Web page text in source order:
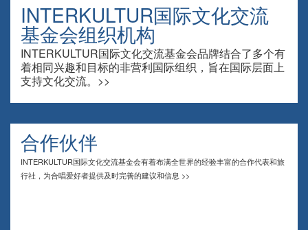
INTERKULTUR国际文化交流
基金会组织机构
INTERKULTUR国际文化交流基金会品牌结合了多个有
着相同兴趣和目标的非营利国际组织，旨在国际层面上
支持文化交流。>>
合作伙伴
INTERKULTUR国际文化交流基金会有着布满全世界的经验丰富的合作代表和旅
行社，为合唱爱好者提供及时完善的建议和信息 >>